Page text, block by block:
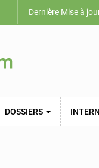
Dernière Mise à
DOSSIERS